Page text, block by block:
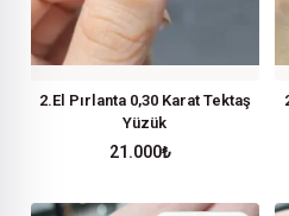
2.El Pırlanta 0,30 Karat Tektaş
Yüzük
21.000₺